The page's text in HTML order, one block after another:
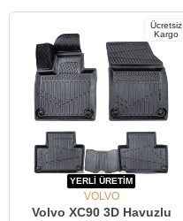
YERLİ ÜRETİM
Ücretsiz
Kargo
VOLVO
Volvo XC90 3D Havuzlu